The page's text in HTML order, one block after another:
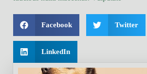
Facebook Twitter
LinkedIn